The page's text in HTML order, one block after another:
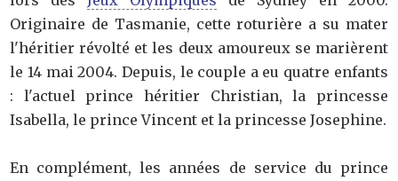
Originaire de Tasmanie, cette roturière a su mater
l'héritier révolté et les deux amoureux se marièrent
le 14 mai 2004. Depuis, le couple a eu quatre enfants
: l'actuel prince héritier Christian, la princesse
Isabella, le prince Vincent et la princesse Josephine.
En complément, les années de service du prince